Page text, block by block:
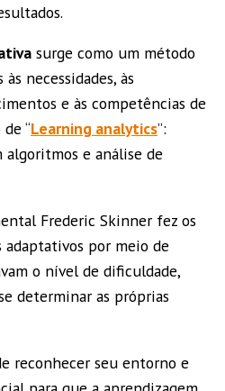
surge como um método
necessidades, às
e às competências de
“Learning analytics”:
algoritmos e análise de
Frederic Skinner fez os
por meio de
o nível de dificuldade,
determinar as próprias
reconhecer seu entorno e